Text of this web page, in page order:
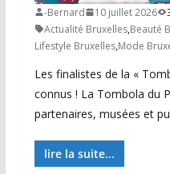
-Bernard 10 juillet 2026
Actualité Bruxelles,Beauté
Lifestyle Bruxelles,Mode
Les finalistes de la «
connus ! La Tombola du
partenaires, musées et
lire la suite...